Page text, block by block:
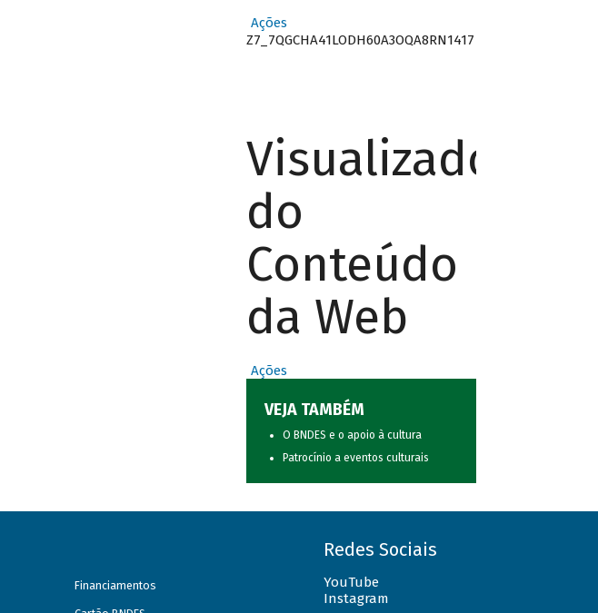
Ações
Z7_7QGCHA41LODH60A3OQA8RN1417
Visualizador
do
Conteúdo
da Web
Ações
VEJA TAMBÉM
O BNDES e o apoio à cultura
Patrocínio a eventos culturais
Financiamentos
Redes Sociais
YouTube
Instagram